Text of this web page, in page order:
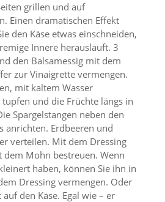
grillen und auf
Einen dramatischen Effekt
den Käse etwas einschneiden,
Innere herausläuft. 3
den Balsamessig mit dem
zur Vinaigrette vermengen.
mit kaltem Wasser
und die Früchte längs in
Spargelstangen neben den
anrichten. Erdbeeren und
verteilen. Mit dem Dressing
Mohn bestreuen. Wenn
haben, können Sie ihn in
Dressing vermengen. Oder
auf den Käse. Egal wie – er